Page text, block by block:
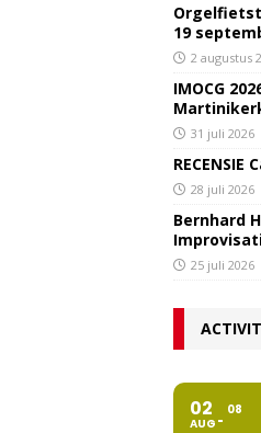
19
2 augustus
IMOCG
31 juli 2026
28 juli 2026
Bernhard
25 juli 2026
02
AUG
08